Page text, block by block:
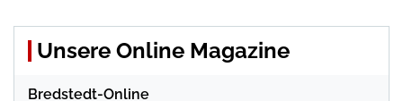
Unsere Online Magazine
Bredstedt-Online